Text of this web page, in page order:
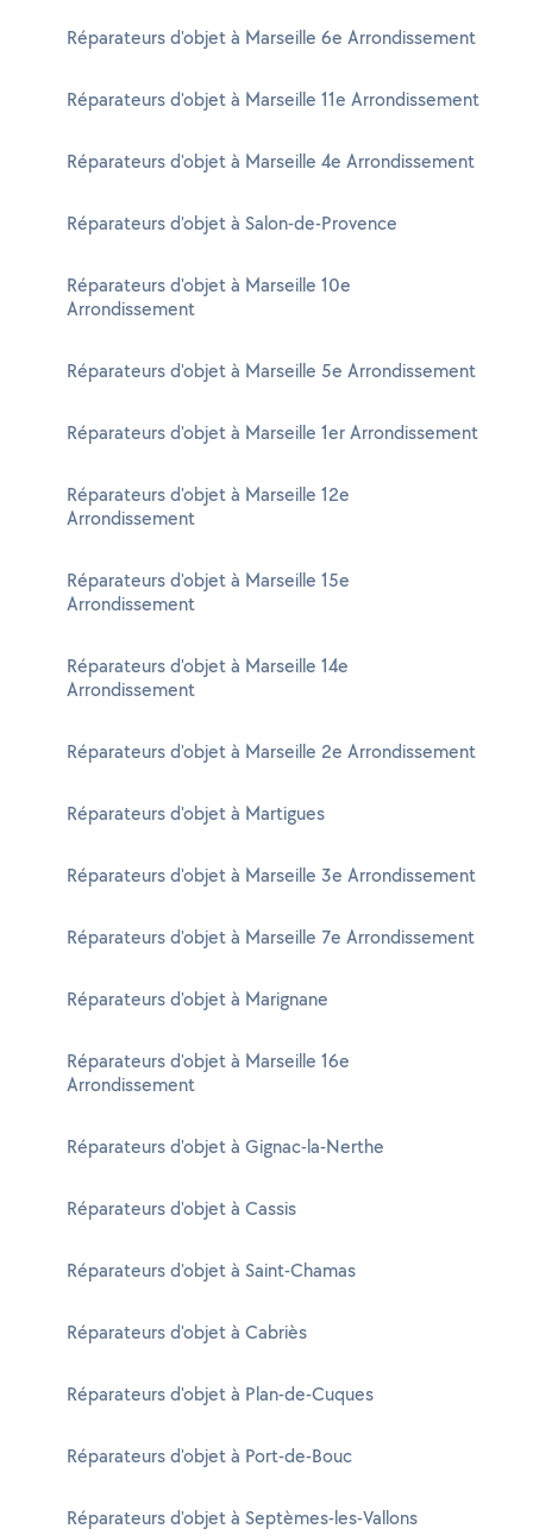
Réparateurs d'objet à Marseille 6e Arrondissement
Réparateurs d'objet à Marseille 11e Arrondissement
Réparateurs d'objet à Marseille 4e Arrondissement
Réparateurs d'objet à Salon-de-Provence
Réparateurs d'objet à Marseille 10e
Arrondissement
Réparateurs d'objet à Marseille 5e Arrondissement
Réparateurs d'objet à Marseille 1er Arrondissement
Réparateurs d'objet à Marseille 12e
Arrondissement
Réparateurs d'objet à Marseille 15e
Arrondissement
Réparateurs d'objet à Marseille 14e
Arrondissement
Réparateurs d'objet à Marseille 2e Arrondissement
Réparateurs d'objet à Martigues
Réparateurs d'objet à Marseille 3e Arrondissement
Réparateurs d'objet à Marseille 7e Arrondissement
Réparateurs d'objet à Marignane
Réparateurs d'objet à Marseille 16e
Arrondissement
Réparateurs d'objet à Gignac-la-Nerthe
Réparateurs d'objet à Cassis
Réparateurs d'objet à Saint-Chamas
Réparateurs d'objet à Cabriès
Réparateurs d'objet à Plan-de-Cuques
Réparateurs d'objet à Port-de-Bouc
Réparateurs d'objet à Septèmes-les-Vallons